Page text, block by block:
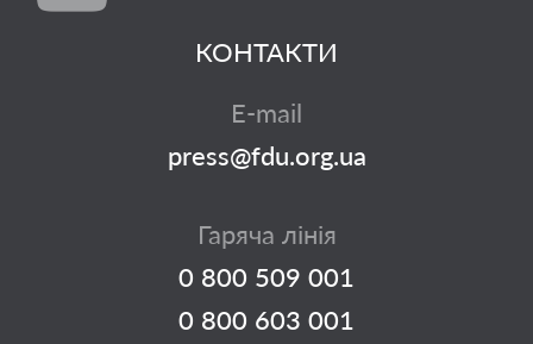
КОНТАКТИ
E-mail
press@fdu.org.ua
Гаряча лінія
0 800 509 001
0 800 603 001